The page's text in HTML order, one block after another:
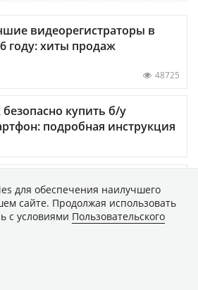
видеорегистраторы в
году: хиты продаж
48725
безопасно купить б/у
подробная инструкция
Pro: сухая и влажная
без усилий
для обеспечения наилучшего
сайте. Продолжая использовать
с условиями Пользовательского